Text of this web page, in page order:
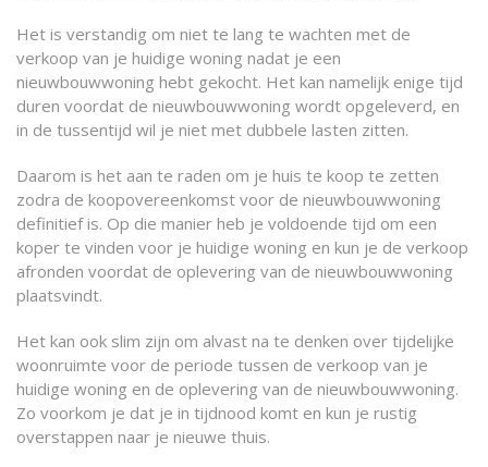
Het is verstandig om niet te lang te wachten met de
verkoop van je huidige woning nadat je een
nieuwbouwwoning hebt gekocht. Het kan namelijk enige tijd
duren voordat de nieuwbouwwoning wordt opgeleverd, en
in de tussentijd wil je niet met dubbele lasten zitten.
Daarom is het aan te raden om je huis te koop te zetten
zodra de koopovereenkomst voor de nieuwbouwwoning
definitief is. Op die manier heb je voldoende tijd om een
koper te vinden voor je huidige woning en kun je de verkoop
afronden voordat de oplevering van de nieuwbouwwoning
plaatsvindt.
Het kan ook slim zijn om alvast na te denken over tijdelijke
woonruimte voor de periode tussen de verkoop van je
huidige woning en de oplevering van de nieuwbouwwoning.
Zo voorkom je dat je in tijdnood komt en kun je rustig
overstappen naar je nieuwe thuis.